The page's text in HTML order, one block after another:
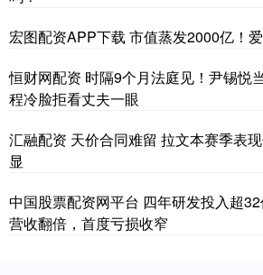
宏图配资APP下载 市值蒸发2000亿！
恒财网配资 时隔9个月法庭见！尹锡悦
程冷脸拒看丈夫一眼
汇融配资 天价合同难留 拉文本赛季表
显
中国股票配资网平台 四年研发投入超
营收翻倍，首度亏损收窄